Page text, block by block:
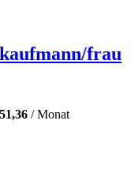
frau
/ Monat